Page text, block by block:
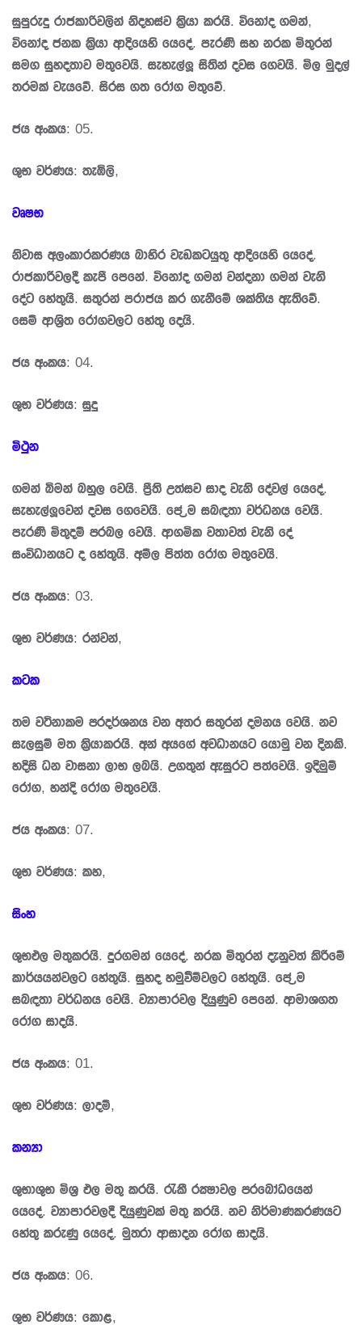
සුපුරුදු රාජකාරිවලින් නිදහස්ව කි‍්‍රයා කරයි. විනෝද ගමන්,
විනෝද ජනක කි‍්‍රයා ආදියෙහි යෙදේ. පැරණි සහ නරක මිතුරන්
සමග සුහදතාව මතුවෙයි. සැහැල්ලූ සිතින් දවස ගෙවයි. මිල මුදල්
තරමක් වැයවේ. සිරස ගත රෝග මතුවේ.
ජය අංකය: 05.
ශුභ වර්ණය: තැඹිලි,
වෘෂභ
නිවාස අලංකාරකරණය බාහිර වැඩකටයුතු ආදියෙහි යෙදේ.
රාජකාරීවලදී කැපී පෙනේ. විනෝද ගමන් වන්දනා ගමන් වැනි
දේට හේතුයි. සතුරන් පරාජය කර ගැනීමේ ශක්තිය ඇතිවේ.
සෙම් ආශ‍්‍රිත රෝගවලට හේතු දෙයි.
ජය අංකය: 04.
ශුභ වර්ණය: සුදු
මිථුන
ගමන් බිමන් බහුල වෙයි. පී‍්‍රති උත්සව සාද වැනි දේවල් යෙදේ.
සැහැල්ලූවෙන් දවස ගෙවෙයි. පේ‍්‍රම සබඳතා වර්ධනය වෙයි.
පැරණි මිතුදම් ප‍්‍රබල වෙයි. ආගමික වතාවත් වැනි දේ
සංවිධානයට ද හේතුයි. අම්ල පිත්ත රෝග මතුවෙයි.
ජය අංකය: 03.
ශුභ වර්ණය: රන්වන්,
කටක
තම වටිනාකම ප‍්‍රදර්ශනය වන අතර සතුරන් දමනය වෙයි. නව
සැලසුම් මත කි‍්‍රයාකරයි. අන් අයගේ අවධානයට යොමු වන දිනකි.
හදිසි ධන වාසනා ලාභ ලබයි. උගතුන් ඇසුරට පත්වෙයි. ඉදිමුම්
රෝග, හන්දි රෝග මතුවෙයි.
ජය අංකය: 07.
ශුභ වර්ණය: කහ,
සිංහ
ශුභඵල මතුකරයි. දුරගමන් යෙදේ. නරක මිතුරන් දැනුවත් කිරීමේ
කාර්යයන්වලට හේතුයි. සුහද හමුවීම්වලට හේතුයි. පේ‍්‍රම
සබඳතා වර්ධනය වෙයි. ව්‍යාපාරවල දියුණුව පෙනේ. ආමාශගත
රෝග සාදයි.
ජය අංකය: 01.
ශුභ වර්ණය: ලාදම්,
කන්‍යා
ශුභාශුභ මිශ‍්‍ර ඵල මතු කරයි. රැකී රක්‍ෂාවල ප‍්‍රබෝධයෙන්
යෙදේ. ව්‍යාපාරවලදී දියුණුවක් මතු කරයි. නව නිර්මාණකරණයට
හේතු කරුණු යෙදේ. මුත‍්‍රා ආසාදන රෝග සාදයි.
ජය අංකය: 06.
ශුභ වර්ණය: කොළ,